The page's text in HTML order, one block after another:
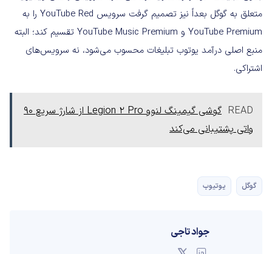
متعلق به گوگل بعداً نیز تصمیم گرفت سرویس‌ YouTube Red را به
YouTube Premium و YouTube Music Premium تقسیم کند؛ البته
منبع اصلی درآمد یوتوب تبلیغات محسوب می‌شود، نه سرویس‌های
اشتراکی.
READ
گوشی گیمینگ لنوو Legion 2 Pro از شارژ سریع ۹۰
واتی پشتیبانی می‌کند
گوگل یوتیوب
جواد تاجی